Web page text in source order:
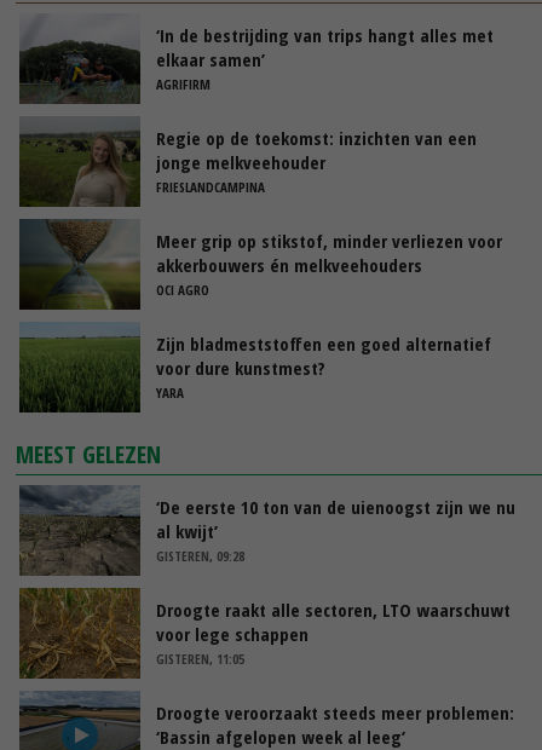
‘In de bestrijding van trips hangt alles met
elkaar samen’
AGRIFIRM
Regie op de toekomst: inzichten van een
jonge melkveehouder
FRIESLANDCAMPINA
Meer grip op stikstof, minder verliezen voor
akkerbouwers én melkveehouders
OCI AGRO
Zijn bladmeststoffen een goed alternatief
voor dure kunstmest?
YARA
MEEST GELEZEN
‘De eerste 10 ton van de uienoogst zijn we nu
al kwijt’
GISTEREN, 09:28
Droogte raakt alle sectoren, LTO waarschuwt
voor lege schappen
GISTEREN, 11:05
Droogte veroorzaakt steeds meer problemen:
‘Bassin afgelopen week al leeg’